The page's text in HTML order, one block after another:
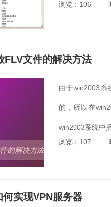
alt的...
浏览：106
FLV文件的解决方法
由于win2003系
的，所以在
win2003系统中
浏览：107
实现VPN服务器